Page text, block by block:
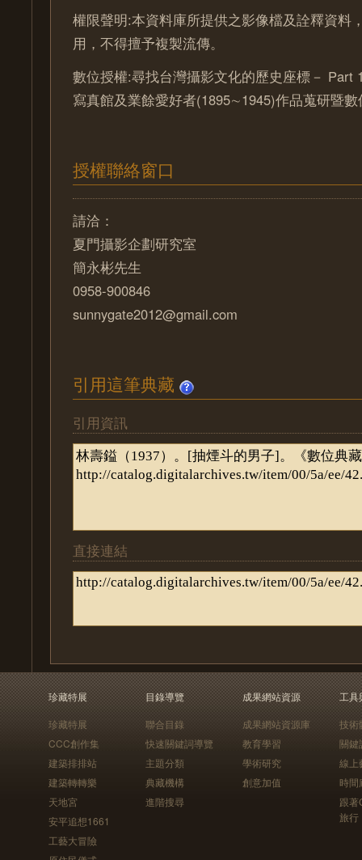
權限聲明:本資料庫所提供之影像檔及詮釋資料
用，不得擅予複製流傳。
數位授權:尋找台灣攝影文化的歷史座標－ Part
寫真館及業餘愛好者(1895∼1945)作品蒐研暨
授權聯絡窗口
請洽：
夏門攝影企劃研究室
簡永彬先生
0958-900846
sunnygate2012@gmail.com
引用這筆典藏
引用資訊
直接連結
珍藏特展
珍藏特展
CCC創作集
建築排排站
建築轉轉樂
天地宮
安平追想1661
工藝大冒險
目錄導覽
聯合目錄
快速關鍵詞導覽
主題分類
典藏機構
進階搜尋
成果網站資源
成果網站資源庫
教育學習
學術研究
創意加值
工具
技術
關鍵
線上
時間
跟
旅行